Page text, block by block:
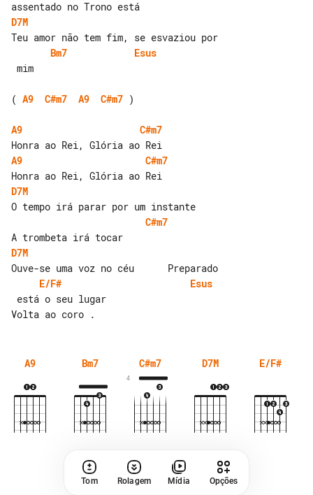
D7M
Bm7
Esus
( A9 C#m7 A9 C#m7 )
A9
C#m7
A9
C#m7
D7M
C#m7
D7M
E/F#
Esus
A9 Bm7 C#m7
4
D7M E/F#
Tom Rolagem Mídia Opções